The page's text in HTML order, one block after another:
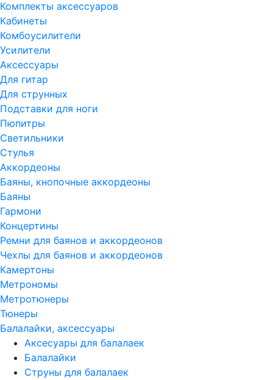
Комплекты аксессуаров
Кабинеты
Комбоусилители
Усилители
Аксессуары
Для гитар
Для струнных
Подставки для ноги
Пюпитры
Светильники
Стулья
Аккордеоны
Баяны, кнопочные аккордеоны
Баяны
Гармони
Концертины
Ремни для баянов и аккордеонов
Чехлы для баянов и аккордеонов
Камертоны
Метрономы
Метротюнеры
Тюнеры
Балалайки, аксессуары
Аксесуары для балалаек
Балалайки
Струны для балалаек